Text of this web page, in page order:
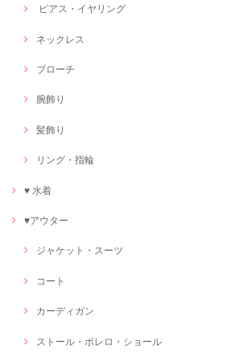
ピアス・イヤリング
ネックレス
ブローチ
腕飾り
髪飾り
リング・指輪
♥ 水着
♥アウター
ジャケット・スーツ
コート
カーディガン
ストール・ボレロ・ショール